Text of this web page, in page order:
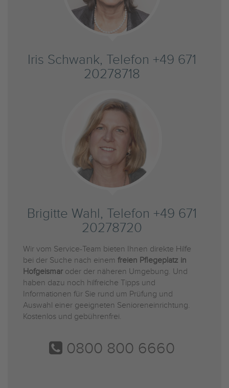
Iris Schwank, Telefon +49 671
20278718
Brigitte Wahl, Telefon +49 671
20278720
Wir vom Service-Team bieten Ihnen direkte Hilfe
bei der Suche nach einem freien Pflegeplatz in
Hofgeismar oder der näheren Umgebung. Und
haben dazu noch hilfreiche Tipps und
Informationen für Sie rund um Prüfung und
Auswahl einer geeigneten Senioreneinrichtung.
Kostenlos und gebührenfrei.
0800 800 6660